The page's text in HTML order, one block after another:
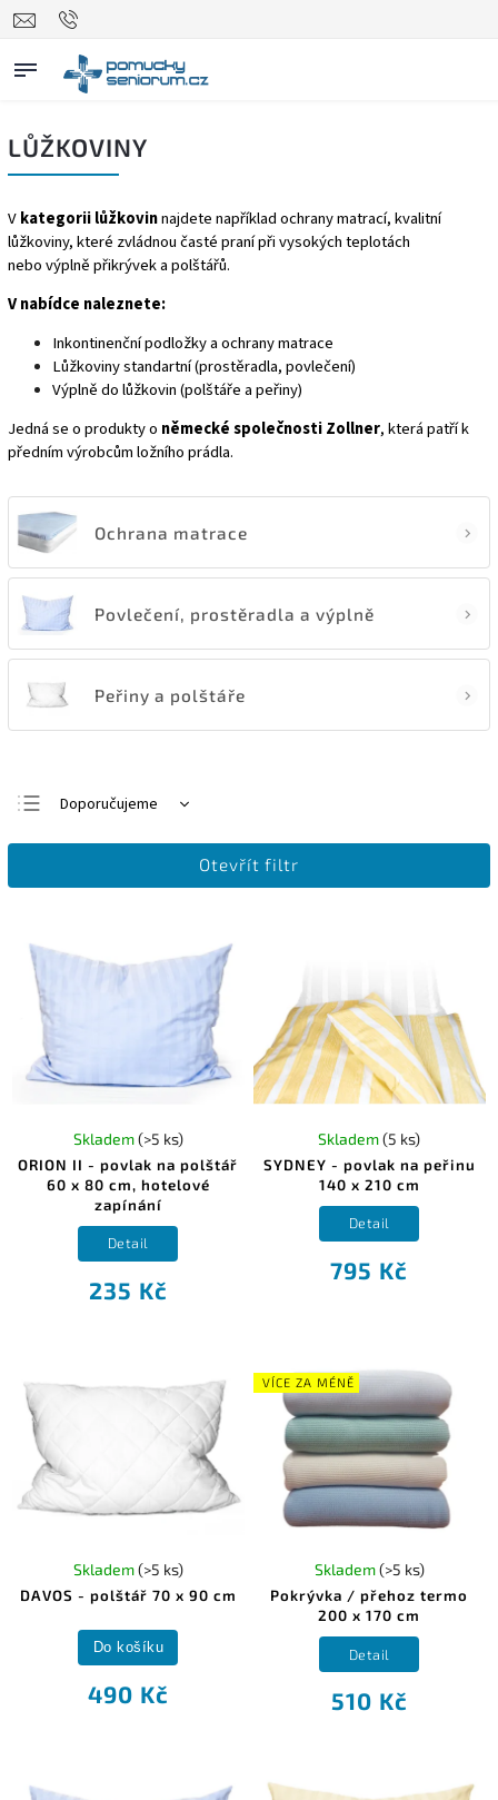
LŮŽKOVINY
Vkategorii lůžkovinnajdete například ochrany matrací, kvalitní
lůžkoviny, které zvládnou časté praní při vysokých teplotách
nebo výplně přikrývek a polštářů.
V nabídce naleznete:
Inkontinenční podložky a ochrany matrace
Lůžkoviny standartní (prostěradla, povlečení)
Výplně do lůžkovin (polštáře a peřiny)
Jedná se o produkty o německé společnosti Zollner, která patří k
předním výrobcům ložního prádla.
Ochrana matrace
Povlečení, prostěradla a výplně
Peřiny a polštáře
Doporučujeme
Nejlevnější
Abecedně
Otevřít filtr
ORION II - povlak na polštář
60 x 80 cm, hotelové
zapínání
Skladem(>5 ks)
235 Kč
Detail
SYDNEY - povlak na peřinu
140 x 210 cm
Skladem(5 ks)
795 Kč
Detail
DAVOS - polštář 70 x 90 cm
Skladem(>5 ks)
490 Kč
Do košíku
VÍCE ZA MÉNĚ
Pokrývka / přehoz termo
200 x 170 cm
Skladem(>5 ks)
510 Kč
Detail